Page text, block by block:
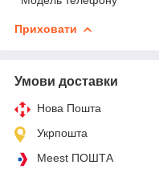
Приховати
Умови доставки
Нова Пошта
Укрпошта
Meest ПОШТА